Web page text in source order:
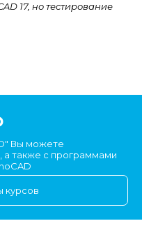
17, но тестирование
Вы можете
а также с программами
курсов